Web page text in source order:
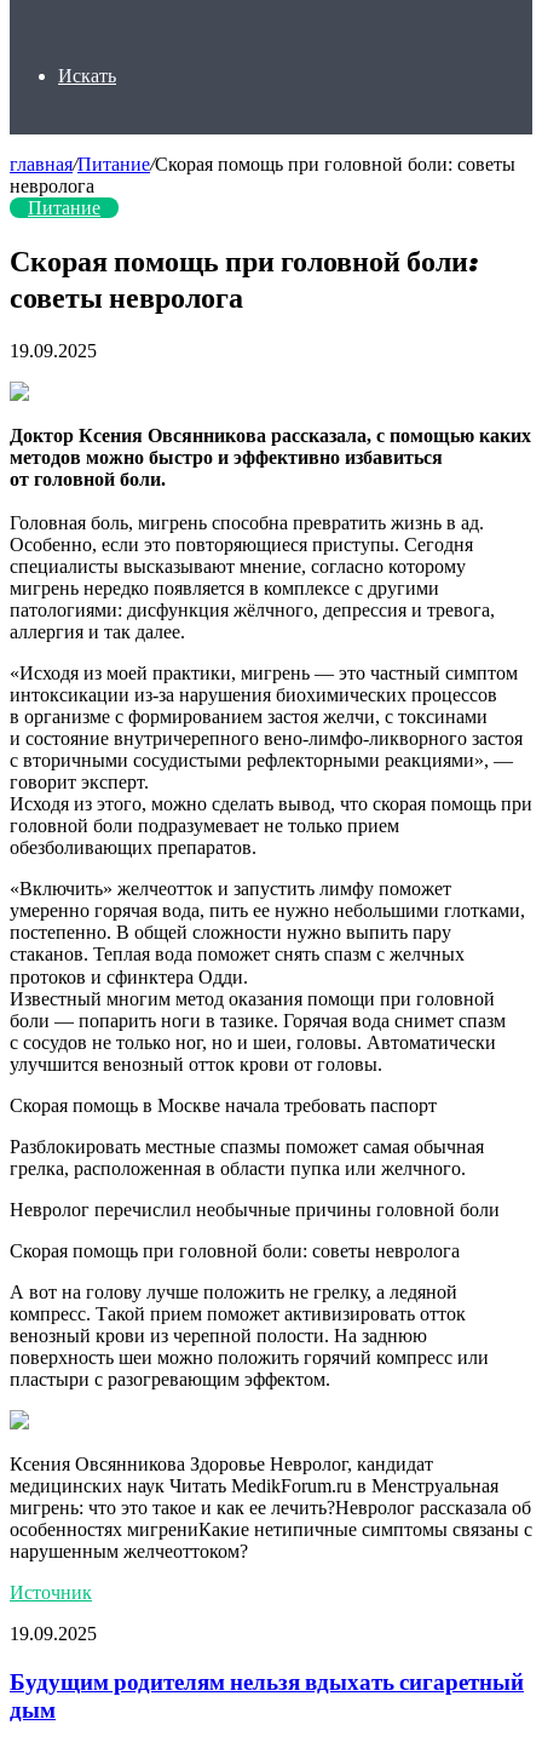
Искать
главная/Питание/Скорая помощь при головной боли: советы
невролога
Питание
Скорая помощь при головной боли:
советы невролога
19.09.2025
Доктор Ксения Овсянникова рассказала, с помощью каких
методов можно быстро и эффективно избавиться
от головной боли.
Головная боль, мигрень способна превратить жизнь в ад.
Особенно, если это повторяющиеся приступы. Сегодня
специалисты высказывают мнение, согласно которому
мигрень нередко появляется в комплексе с другими
патологиями: дисфункция жёлчного, депрессия и тревога,
аллергия и так далее.
«Исходя из моей практики, мигрень — это частный симптом
интоксикации из-за нарушения биохимических процессов
в организме с формированием застоя желчи, с токсинами
и состояние внутричерепного вено-лимфо-ликворного застоя
с вторичными сосудистыми рефлекторными реакциями», —
говорит эксперт.
Исходя из этого, можно сделать вывод, что скорая помощь при
головной боли подразумевает не только прием
обезболивающих препаратов.
«Включить» желчеотток и запустить лимфу поможет
умеренно горячая вода, пить ее нужно небольшими глотками,
постепенно. В общей сложности нужно выпить пару
стаканов. Теплая вода поможет снять спазм с желчных
протоков и сфинктера Одди. ⠀
Известный многим метод оказания помощи при головной
боли — попарить ноги в тазике. Горячая вода снимет спазм
с сосудов не только ног, но и шеи, головы. Автоматически
улучшится венозный отток крови от головы.
Скорая помощь в Москве начала требовать паспорт
Разблокировать местные спазмы поможет самая обычная
грелка, расположенная в области пупка или желчного.
Невролог перечислил необычные причины головной боли
Скорая помощь при головной боли: советы невролога
А вот на голову лучше положить не грелку, а ледяной
компресс. Такой прием поможет активизировать отток
венозный крови из черепной полости. На заднюю
поверхность шеи можно положить горячий компресс или
пластыри с разогревающим эффектом.
Ксения Овсянникова Здоровье Невролог, кандидат
медицинских наук Читать MedikForum.ru в Менструальная
мигрень: что это такое и как ее лечить?Невролог рассказала об
особенностях мигрениКакие нетипичные симптомы связаны с
нарушенным желчеоттоком?
Источник
19.09.2025
Будущим родителям нельзя вдыхать сигаретный
дым